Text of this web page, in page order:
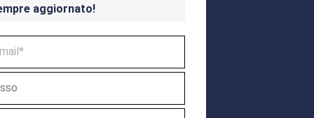
aggiornato!